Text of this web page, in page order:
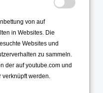
von auf
in Websites. Die
Websites und
zu sammeln.
der auf youtube.com und
verknüpft werden.